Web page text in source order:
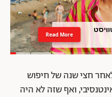
טוויסט
Read More
חצי שנה של חיפוש
ואף שזה לא היה